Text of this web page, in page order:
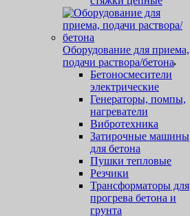
Оборудование для приема,
подачи раствора/бетона
Бетоносмесители
электрические
Генераторы, помпы,
нагреватели
Вибротехника
Затирочные машины
для бетона
Пушки тепловые
Резчики
Трансформаторы для
прогрева бетона и
грунта